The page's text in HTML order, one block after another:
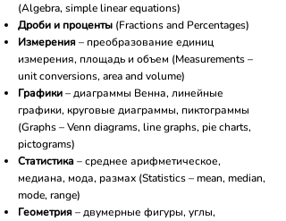
(Algebra, simple linear equations)
Дроби и проценты (Fractions and Percentages)
Измерения– преобразование единиц
измерения, площадь и объем (Measurements –
unit conversions, area and volume)
Графики– диаграммы Венна, линейные
графики, круговые диаграммы, пиктограммы
(Graphs – Venn diagrams, line graphs, pie charts,
pictograms)
Статистика– среднее арифметическое,
медиана, мода, размах (Statistics – mean, median,
mode, range)
Геометрия– двумерные фигуры, углы,